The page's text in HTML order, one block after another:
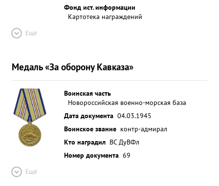
Фонд ист. информации
Картотека награждений
Ещё
Медаль «За оборону Кавказа»
Воинская часть
Новороссийская военно-морская база
Дата документа 04.03.1945
Воинское звание контр-адмирал
Кто наградил ВС ДуВФл
Номер документа 69
Ещё